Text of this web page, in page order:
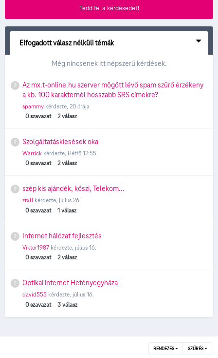
Tedd fel a kérdésedet!
Elfogadott válasz nélküli témák
Még nincsenek itt népszerű kérdések.
Az mx.t-online.hu szerver mögött lévő spam szűrő érzékeny
a kb. 100 karakternél hosszabb SRS címekre?
spammy kérdezte, 20 órája
0 szavazat 2 válasz
Szolgáltatáskiesések oka
Warrick kérdezte, Hétfő 12:55
0 szavazat 2 válasz
szép kis ajándék, köszi, Telekom...
zrx8 kérdezte, július 26.
0 szavazat 1 válasz
Internet hálózat fejlesztés
Viktor1987 kérdezte, július 16.
0 szavazat 2 válasz
Optikai internet Hetényegyháza
david555 kérdezte, július 16.
0 szavazat 3 válasz
RENDEZÉS SZŰRÉS